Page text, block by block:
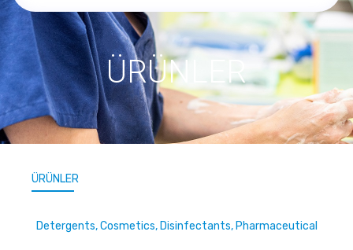
ÜRÜNLER
ÜRÜNLER
Detergents, Cosmetics, Disinfectants, Pharmaceutical